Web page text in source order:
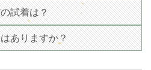
試着は？
ありますか？